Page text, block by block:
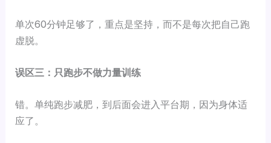
单次60分钟足够了，重点是坚持，而不是每次把自己跑
虚脱。
误区三：只跑步不做力量训练
错。单纯跑步减肥，到后面会进入平台期，因为身体适
应了。